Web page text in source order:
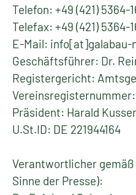
Telefon: +49 (421) 5364-
Telefax: +49 (421) 5364-
E-Mail: info[at]galabau-
Geschäftsführer: Dr.
Registergericht:
Vereinsregisternummer:
Präsident: Harald
U.St.ID: DE 221944164
Verantwortlicher gemäß
Sinne der Presse):